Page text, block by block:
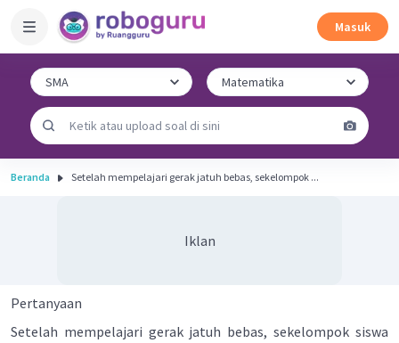
Masuk
Beranda Setelah mempelajari gerak jatuh bebas, sekelompok ...
Iklan
Pertanyaan
Setelah mempelajari gerak jatuh bebas, sekelompok siswa